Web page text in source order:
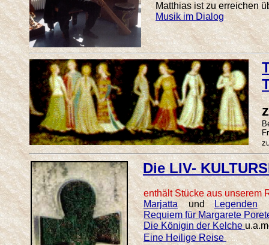
Matthias ist zu erreichen
Musik im Dialog
......
Die LIV-
enthält Stücke aus unserem
Marjatta ...... und
Legenden
Requiem für Margarete
Die Königin der Kelche
Eine Heilige Reise ......